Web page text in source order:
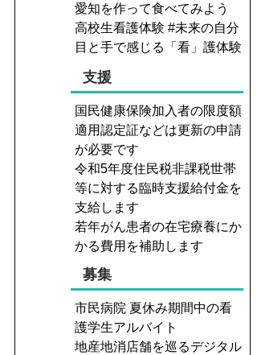
愛知を作って食べてみよう
高校生看護体験 #未来の自分
目と手で感じる「看」護体験
支援
国民健康保険加入者の限度額
適用認定証などは更新の申請
が必要です
令和5年度住民税非課税世帯
等に対する臨時支援給付金を
支給します
若年がん患者の在宅療養にか
かる費用を補助します
募集
市民病院 夏休み期間中の看
護学生アルバイト
地産地消店舗を巡るデジタル